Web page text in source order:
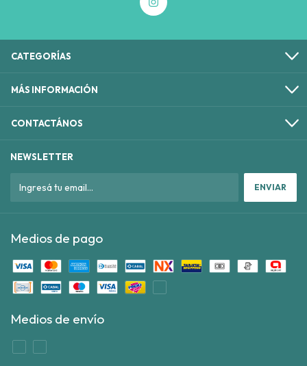
CATEGORÍAS
MÁS INFORMACIÓN
CONTACTÁNOS
NEWSLETTER
Medios de pago
Medios de envío